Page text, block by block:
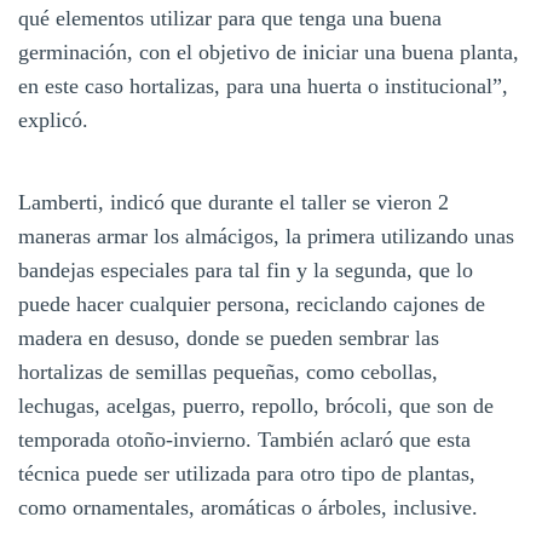
qué elementos utilizar para que tenga una buena
germinación, con el objetivo de iniciar una buena planta,
en este caso hortalizas, para una huerta o institucional”,
explicó.
Lamberti, indicó que durante el taller se vieron 2
maneras armar los almácigos, la primera utilizando unas
bandejas especiales para tal fin y la segunda, que lo
puede hacer cualquier persona, reciclando cajones de
madera en desuso, donde se pueden sembrar las
hortalizas de semillas pequeñas, como cebollas,
lechugas, acelgas, puerro, repollo, brócoli, que son de
temporada otoño-invierno. También aclaró que esta
técnica puede ser utilizada para otro tipo de plantas,
como ornamentales, aromáticas o árboles, inclusive.